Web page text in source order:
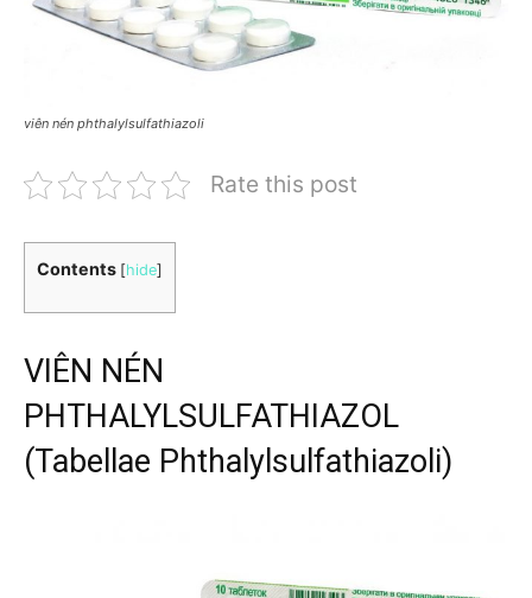
viên nén phthalylsulfathiazoli
Rate this post
Contents [hide]
VIÊN NÉN
PHTHALYLSULFATHIAZOL
(Tabellae Phthalylsulfathiazoli)